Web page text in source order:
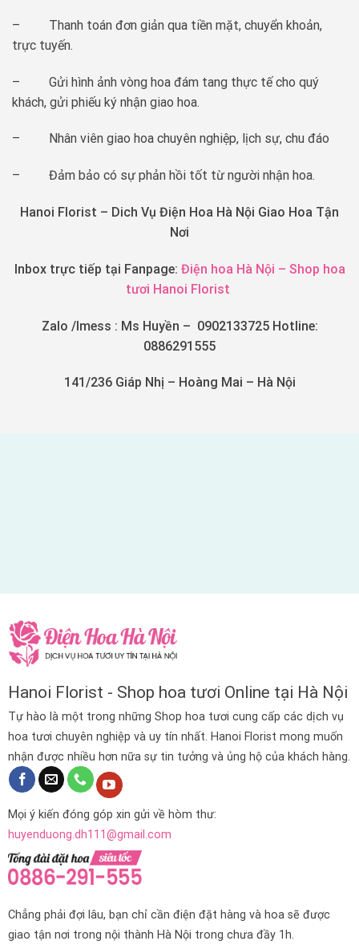
– Thanh toán đơn giản qua tiền mặt, chuyển khoản,
trực tuyến.
– Gửi hình ảnh vòng hoa đám tang thực tế cho quý
khách, gửi phiếu ký nhận giao hoa.
– Nhân viên giao hoa chuyên nghiệp, lịch sự, chu đáo
– Đảm bảo có sự phản hồi tốt từ người nhận hoa.
Hanoi Florist – Dich Vụ Điện Hoa Hà Nội Giao Hoa Tận
Nơi
Inbox trực tiếp tại Fanpage: Điện hoa Hà Nội – Shop hoa
tươi Hanoi Florist
Zalo /Imess : Ms Huyền – 0902133725 Hotline:
0886291555
141/236 Giáp Nhị – Hoàng Mai – Hà Nội
Hanoi Florist - Shop hoa tươi Online tại Hà Nội
Tự hào là một trong những Shop hoa tươi cung cấp các dịch vụ
hoa tươi chuyên nghiệp và uy tín nhất. Hanoi Florist mong muốn
nhận được nhiều hơn nữa sự tin tưởng và ủng hộ của khách hàng.
Mọi ý kiến đóng góp xin gửi về hòm thư:
huyenduong.dh111@gmail.com
Chẳng phải đợi lâu, bạn chỉ cần điện đặt hàng và hoa sẽ được
giao tận nơi trong nội thành Hà Nội trong chưa đầy 1h.